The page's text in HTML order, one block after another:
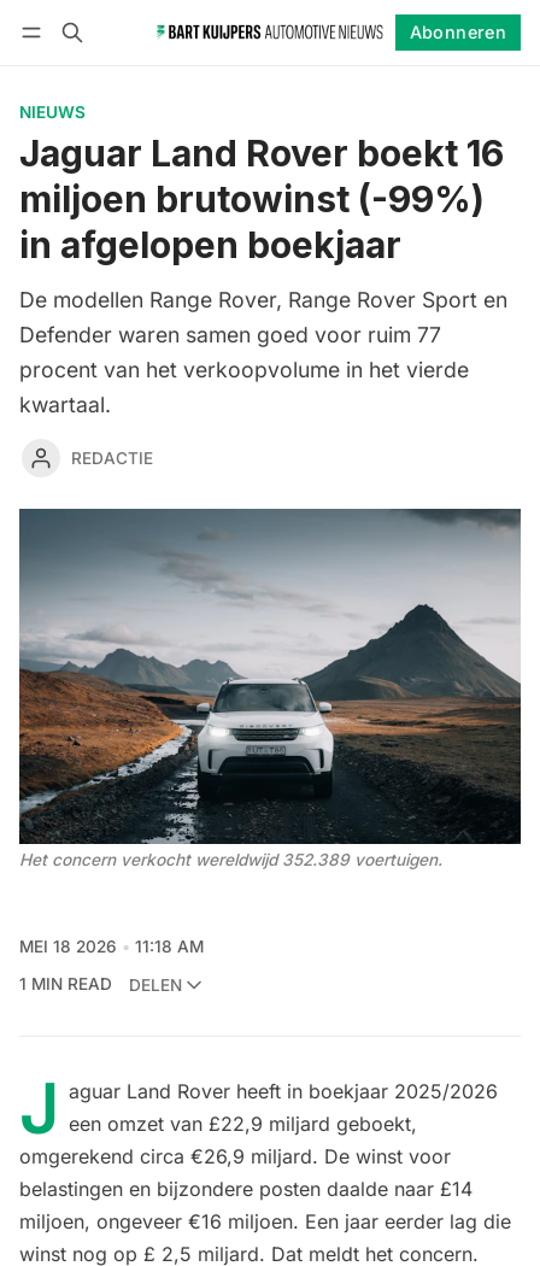
Abonneren
NIEUWS
Jaguar Land Rover boekt 16
miljoen brutowinst (-99%)
in afgelopen boekjaar
De modellen Range Rover, Range Rover Sport en
Defender waren samen goed voor ruim 77
procent van het verkoopvolume in het vierde
kwartaal.
REDACTIE
Het concern verkocht wereldwijd 352.389 voertuigen.
MEI 18 2026
11:18 AM
1 MIN READ
DELEN
J aguar Land Rover heeft in boekjaar 2025/2026
een omzet van £22,9 miljard geboekt,
omgerekend circa €26,9 miljard. De winst voor
belastingen en bijzondere posten daalde naar £14
miljoen, ongeveer €16 miljoen. Een jaar eerder lag die
winst nog op £ 2,5 miljard. Dat meldt het concern.